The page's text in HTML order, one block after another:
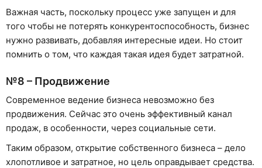
Важная часть, поскольку процесс уже запущен и для
того чтобы не потерять конкурентоспособность, бизнес
нужно развивать, добавляя интересные идеи. Но стоит
помнить о том, что каждая такая идея будет затратной.
№8 – Продвижение
Современное ведение бизнеса невозможно без
продвижения. Сейчас это очень эффективный канал
продаж, в особенности, через социальные сети.
Таким образом, открытие собственного бизнеса – дело
хлопотливое и затратное, но цель оправдывает средства.